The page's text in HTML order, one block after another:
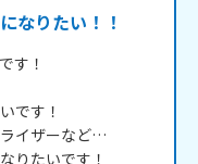
なりたい！！
す！
です！
イザーなど…
りたいです！